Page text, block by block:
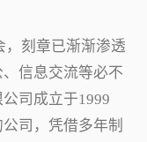
刻章已渐渐渗透
信息交流等必不
司成立于1999
司，凭借多年制